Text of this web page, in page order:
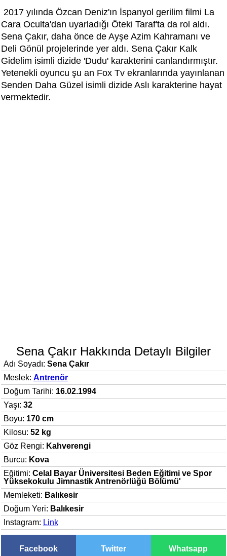
2017 yılında Özcan Deniz'ın İspanyol gerilim filmi La
Cara Oculta'dan uyarladığı Öteki Taraf'ta da rol aldı.
Sena Çakır, daha önce de Ayşe Azim Kahramanı ve
Deli Gönül projelerinde yer aldı. Sena Çakır Kalk
Gidelim isimli dizide 'Dudu' karakterini canlandırmıştır.
Yetenekli oyuncu şu an Fox Tv ekranlarında yayınlanan
Senden Daha Güzel isimli dizide Aslı karakterine hayat
vermektedir.
Sena Çakır Hakkında Detaylı Bilgiler
Adı Soyadı: Sena Çakır
Meslek: Antrenör
Doğum Tarihi: 16.02.1994
Yaşı: 32
Boyu: 170 cm
Kilosu: 52 kg
Göz Rengi: Kahverengi
Burcu: Kova
Eğitimi: Celal Bayar Üniversitesi Beden Eğitimi ve Spor
Yüksekokulu Jimnastik Antrenörlüğü Bölümü'
Memleketi: Balıkesir
Doğum Yeri: Balıkesir
Instagram: Link
Facebook Twitter Whatsapp